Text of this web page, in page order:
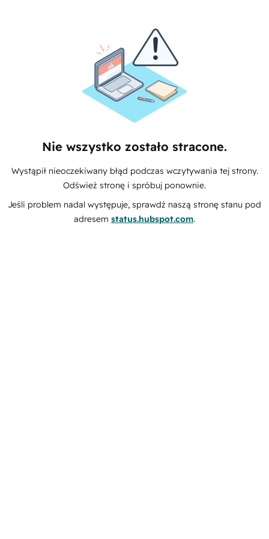
Nie wszystko zostało stracone.
Wystąpił nieoczekiwany błąd podczas wczytywania tej strony.
Odśwież stronę i spróbuj ponownie.
Jeśli problem nadal występuje, sprawdź naszą stronę stanu pod
adresem status.hubspot.com.